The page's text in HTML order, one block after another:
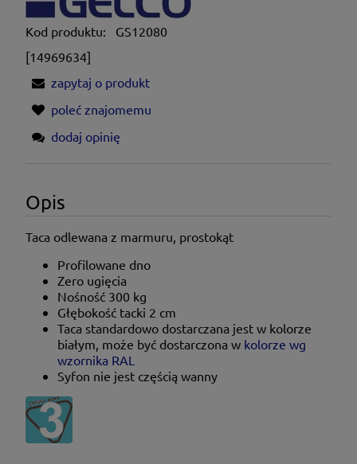
Kod produktu:
GS12080
[14969634]
zapytaj o produkt
poleć znajomemu
dodaj opinię
Opis
Taca odlewana z marmuru, prostokąt
Profilowane dno
Zero ugięcia
Nośność 300 kg
Głębokość tacki 2 cm
Taca standardowo dostarczana jest w kolorze
białym, może być dostarczona w kolorze wg
wzornika RAL
Syfon nie jest częścią wanny